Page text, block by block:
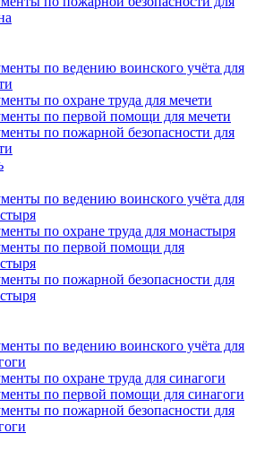
по ведению воинского учёта для
по охране труда для мечети
по первой помощи для мечети
по пожарной безопасности для
по ведению воинского учёта для
по охране труда для монастыря
по первой помощи для
по пожарной безопасности для
по ведению воинского учёта для
по охране труда для синагоги
по первой помощи для синагоги
по пожарной безопасности для